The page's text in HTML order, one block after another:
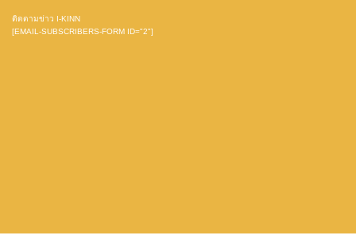
ติดตามข่าว I-KINN
[EMAIL-SUBSCRIBERS-FORM ID="2"]